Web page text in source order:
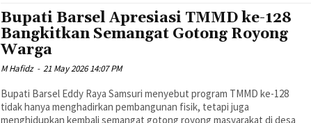
Bupati Barsel Apresiasi TMMD ke-128
Bangkitkan Semangat Gotong Royong
Warga
M Hafidz - 21 May 2026 14:07 PM
Bupati Barsel Eddy Raya Samsuri menyebut program TMMD ke-128
tidak hanya menghadirkan pembangunan fisik, tetapi juga
menghidupkan kembali semangat gotong royong masyarakat di desa